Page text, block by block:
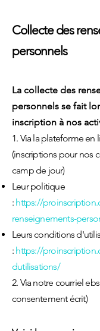
Collecte des
personnels
La collecte des
personnels se fait
inscription à nos
1. Via la plateforme
(inscriptions pour nos
camp de jour)
Leur politique
: https://
renseignements-
Leurs conditions
: https://
dutilisations/
2. Via notre courriel
consentement écrit)